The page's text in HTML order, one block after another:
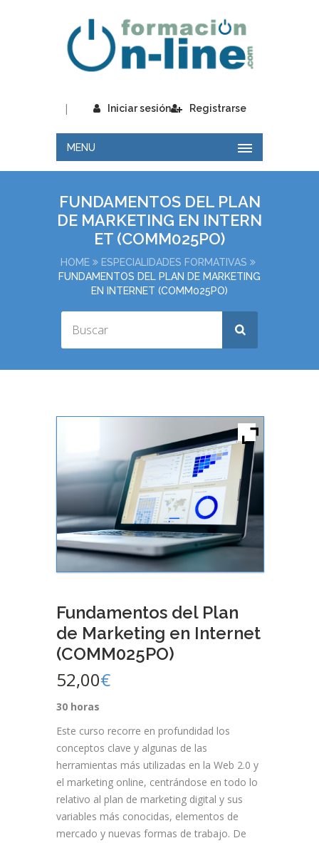
Iniciar sesión
| Registrarse
MENU
FUNDAMENTOS DEL PLAN
DE MARKETING EN INTERN
ET (COMM025PO)
HOME
ESPECIALIDADES FORMATIVAS
FUNDAMENTOS DEL PLAN DE MARKETING
EN INTERNET (COMM025PO)
Fundamentos del Plan
de Marketing en Internet
(COMM025PO)
52,00€
30 horas
Este curso recorre en profundidad los
conceptos clave y algunas de las
herramientas más utilizadas en la Web 2.0 y
el marketing online, centrándose en todo lo
relativo al plan de marketing digital y sus
variables más conocidas, elementos de
mercado y nuevas formas de trabajo. De